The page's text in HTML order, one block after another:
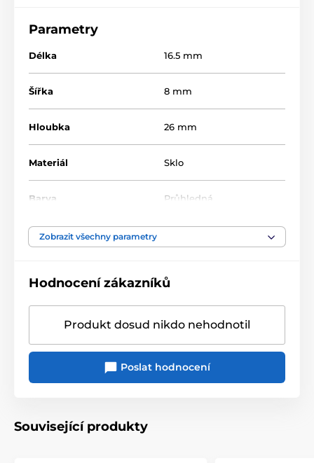
Parametry
Délka 16.5 mm
Šířka 8 mm
Hloubka 26 mm
Materiál Sklo
Barva Průhledná
Zobrazit všechny parametry
Hodnocení zákazníků
Produkt dosud nikdo nehodnotil
Poslat hodnocení
Související produkty